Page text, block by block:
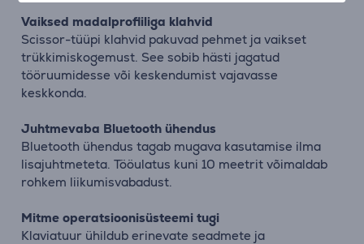
Vaiksed madalprofiiliga klahvid
Scissor-tüüpi klahvid pakuvad pehmet ja vaikset
trükkimiskogemust. See sobib hästi jagatud
tööruumidesse või keskendumist vajavasse
keskkonda.
Juhtmevaba Bluetooth ühendus
Bluetooth ühendus tagab mugava kasutamise ilma
lisajuhtmeteta. Tööulatus kuni 10 meetrit võimaldab
rohkem liikumisvabadust.
Mitme operatsioonisüsteemi tugi
Klaviatuur ühildub erinevate seadmete ja